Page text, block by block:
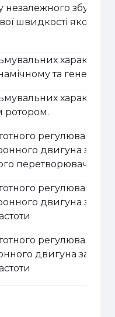
незалежного
швидкості якоря
та
ротором.
регулювання
двигуна за
перетворювача
регулювання
двигуна за
регулювання
двигуна за